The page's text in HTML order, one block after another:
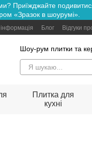
Приїжджайте
«Зразок в шоурумі».
Блог Відгуки
Шоу-рум плитки та
Плитка для
кухні